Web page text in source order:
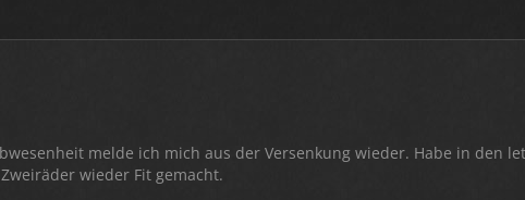
melde ich mich aus der Versenkung wieder. Habe in den
wieder Fit gemacht.